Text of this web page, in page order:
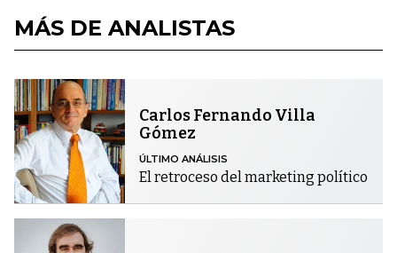
MÁS DE ANALISTAS
Carlos Fernando Villa
Gómez
ÚLTIMO ANÁLISIS
El retroceso del marketing político